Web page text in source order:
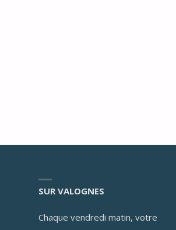
SUR VALOGNES
Chaque vendredi matin, votre